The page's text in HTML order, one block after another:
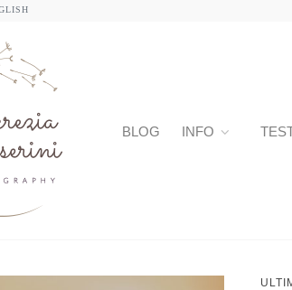
BLOG INFO